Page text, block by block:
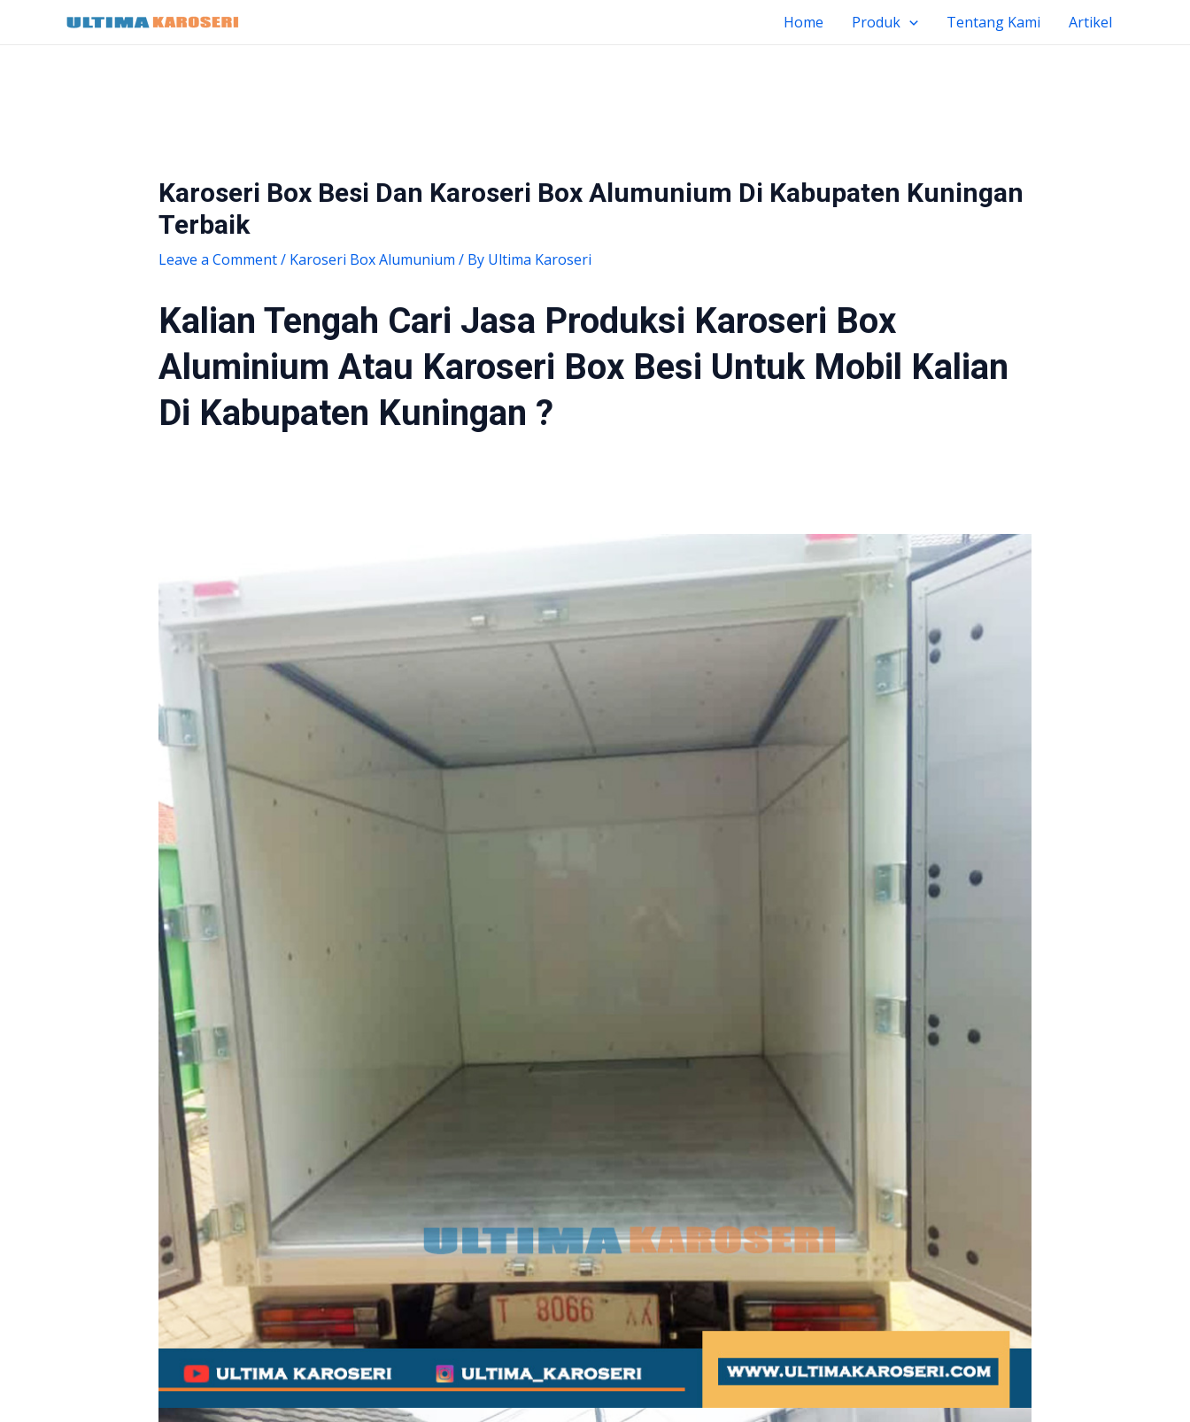
Home Produk Tentang Kami Artikel
Karoseri Box Besi Dan Karoseri Box Alumunium Di Kabupaten Kuningan
Terbaik
Leave a Comment/ Karoseri Box Alumunium / By Ultima Karoseri
Kalian Tengah Cari Jasa Produksi Karoseri Box
Aluminium Atau Karoseri Box Besi Untuk Mobil Kalian
Di Kabupaten Kuningan ?